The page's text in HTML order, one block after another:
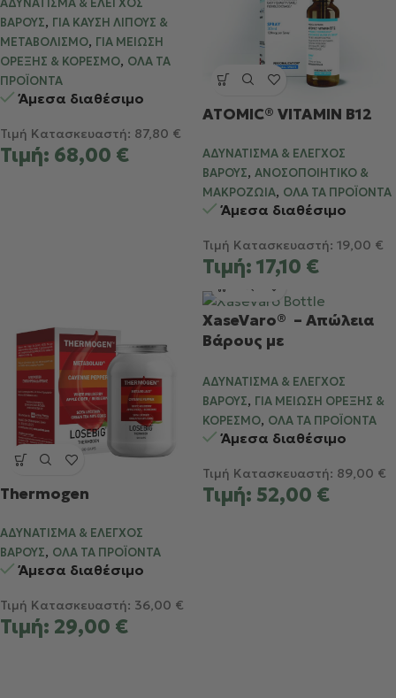
ΒΆΡΟΥΣ, ΓΙΑ ΚΑΎΣΗ ΛΊΠΟΥΣ &
ΜΕΤΑΒΟΛΙΣΜΌ, ΓΙΑ ΜΕΊΩΣΗ
ΌΡΕΞΗΣ & ΚΟΡΕΣΜΌ, ΌΛΑ ΤΑ
ΠΡΟΪΌΝΤΑ
Άμεσα διαθέσιμο
Τιμή Κατασκευαστή: 87,80 €
Τιμή: 68,00 €
ATOMIC® VITAMIN B12
ΑΔΥΝΆΤΙΣΜΑ & ΈΛΕΓΧΟΣ
ΒΆΡΟΥΣ, ΑΝΟΣΟΠΟΙΗΤΙΚΌ &
ΜΑΚΡΟΖΩΊΑ, ΌΛΑ ΤΑ ΠΡΟΪΌΝΤΑ
Άμεσα διαθέσιμο
Τιμή Κατασκευαστή: 19,00 €
Τιμή: 17,10 €
Thermogen
ΑΔΥΝΆΤΙΣΜΑ & ΈΛΕΓΧΟΣ
ΒΆΡΟΥΣ, ΌΛΑ ΤΑ ΠΡΟΪΌΝΤΑ
Άμεσα διαθέσιμο
Τιμή Κατασκευαστή: 36,00 €
Τιμή: 29,00 €
XaseVaro® – Απώλεια
Βάρους με
Metabolaid
ΑΔΥΝΆΤΙΣΜΑ & ΈΛΕΓΧΟΣ
ΒΆΡΟΥΣ, ΓΙΑ ΜΕΊΩΣΗ ΌΡΕΞΗΣ &
ΚΟΡΕΣΜΌ, ΌΛΑ ΤΑ ΠΡΟΪΌΝΤΑ
Άμεσα διαθέσιμο
Τιμή Κατασκευαστή: 89,00 €
Τιμή: 52,00 €